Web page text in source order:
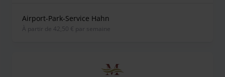
Airport-Park-Service Hahn
À partir de 42,50 € par semaine